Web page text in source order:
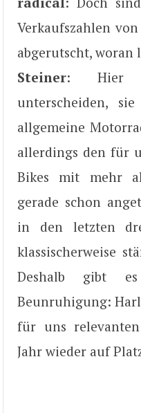
Verkaufszahlen
abgerutscht, woran
Steiner: Hier
unterscheiden,
allgemeine
allerdings den für
Bikes mit mehr
gerade schon
in den letzten
klassischerweise
Deshalb gibt
Beunruhigung:
für uns
Jahr wieder auf